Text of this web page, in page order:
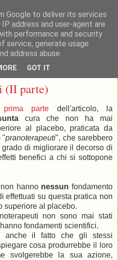
(II parte)
prima parte dell'articolo, la
cura che non ha mai
al placebo, praticata da
"pranoterapeuti", che sarebbero
di migliorare il decorso di
benefici a chi si sottopone
hanno nessunfondamento
effettuati su questa pratica non
superiore al placebo.
non sono mai stati
fondamenti scientifici.
anche il fatto che gli stessi
cosa produrrebbe il loro
svolgerebbe la sua azione,
Google to deliver its services
address and user-agent are
performance and security
service, generate usage
address abuse.
GOT IT